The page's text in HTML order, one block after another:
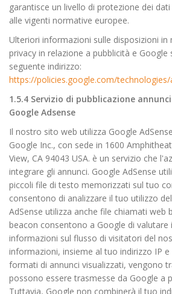
garantisce un livello di protezione dei
alle vigenti normative europee.
Ulteriori informazioni sulle disposizioni in
privacy in relazione a pubblicità e Google
seguente indirizzo:
https://policies.google.com/technologies/
1.5.4 Servizio di pubblicazione
Google Adsense
Il nostro sito web utilizza Google
Google Inc., con sede in 1600
View, CA 94043 USA. è un servizio che
integrare gli annunci. Google AdSense
piccoli file di testo memorizzati sul tuo
consentono di analizzare il tuo utilizzo
AdSense utilizza anche file chiamati web
beacon consentono a Google di
informazioni sul flusso di visitatori del
informazioni, insieme al tuo indirizzo IP
formati di annunci visualizzati, vengono
possono essere trasmesse da Google a
Tuttavia, Google non combinerà il tuo